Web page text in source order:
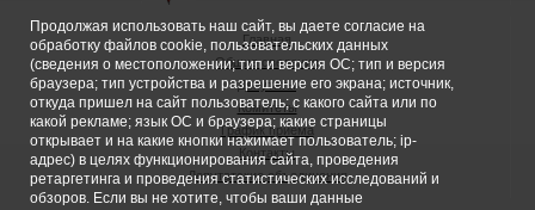
Главная
Общие сведения
Депутаты
Комитеты
График приема
Контакты
Депутатские объединения
Продолжая использовать наш сайт, вы даете согласие на
обработку файлов cookie, пользовательских данных
(сведения о местоположении; тип и версия ОС; тип и версия
браузера; тип устройства и разрешение его экрана; источник,
откуда пришел на сайт пользователь; с какого сайта или по
какой рекламе; язык ОС и браузера; какие страницы
открывает и на какие кнопки нажимает пользователь; ip-
адрес) в целях функционирования сайта, проведения
ретаргетинга и проведения статистических исследований и
обзоров. Если вы не хотите, чтобы ваши данные